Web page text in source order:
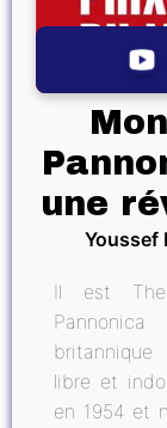
une
Youssef
Il est
libre et
en 1954 et